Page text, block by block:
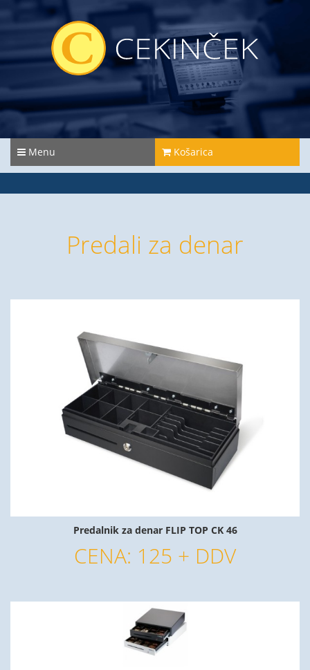
Menu Košarica
Predali za denar
Predalnik za denar FLIP TOP CK 46
CENA: 125 + DDV